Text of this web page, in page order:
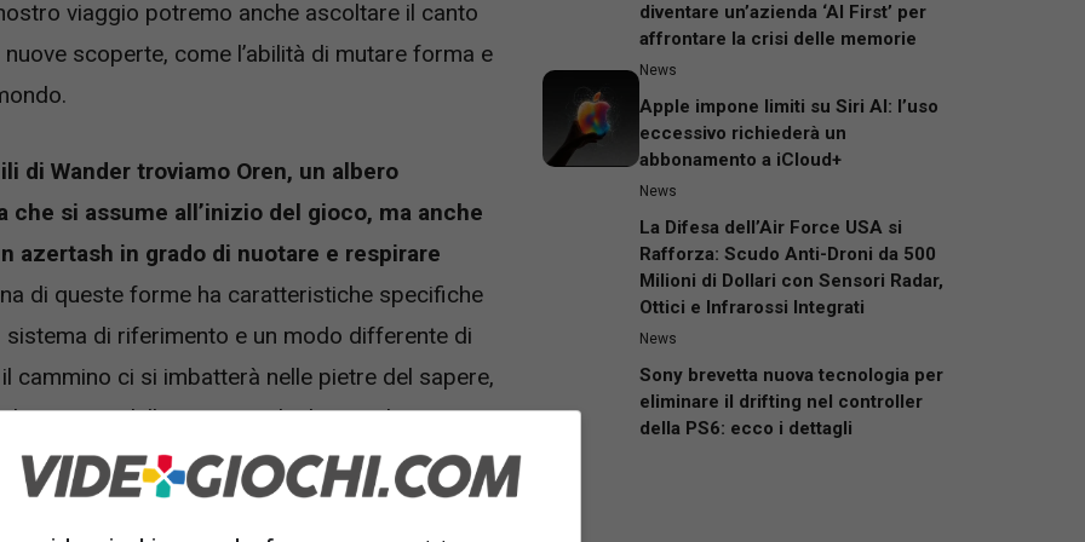
viaggio potremo anche ascoltare il canto
scoperte, come l’abilità di mutare forma e
di Wander troviamo Oren, un albero
si assume all’inizio del gioco, ma anche
azertash in grado di nuotare e respirare
di queste forme ha caratteristiche specifiche
di riferimento e un modo differente di
cammino ci si imbatterà nelle pietre del sapere,
pianeta e delle creature che lo popolano. E, se
più nascosti di questo mondo meraviglioso e
diventare un’azienda ‘AI First’ per
affrontare la crisi delle memorie
News
Apple impone limiti su Siri AI: l’uso
eccessivo richiederà un
abbonamento a iCloud+
News
La Difesa dell’Air Force USA si
Rafforza: Scudo Anti-Droni da 500
Milioni di Dollari con Sensori Radar,
Ottici e Infrarossi Integrati
News
Sony brevetta nuova tecnologia per
eliminare il drifting nel controller
della PS6: ecco i dettagli